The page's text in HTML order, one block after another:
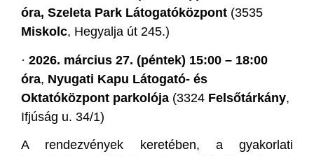
óra, Szeleta Park Látogatóközpont (3535
Miskolc, Hegyalja út 245.)
· 2026. március 27. (péntek) 15:00 – 18:00
óra, Nyugati Kapu Látogató- és
Oktatóközpont parkolója (3324 Felsőtárkány,
Ifjúság u. 34/1)
A rendezvények keretében, a gyakorlati